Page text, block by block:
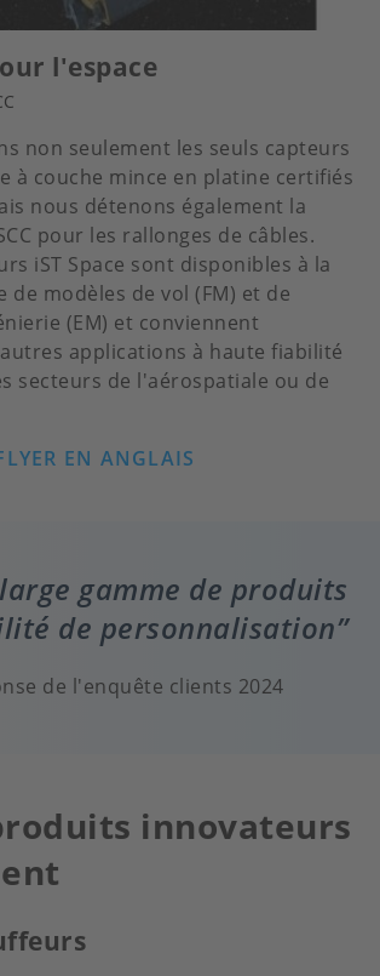
l'espace
non seulement les seuls capteurs
à couche mince en platine certifiés
nous détenons également la
pour les rallonges de câbles.
iST Space sont disponibles à la
de modèles de vol (FM) et de
(EM) et conviennent
applications à haute fiabilité
secteurs de l'aérospatiale ou de
EN ANGLAIS
gamme de produits
de personnalisation
de l'enquête clients 2024
innovateurs